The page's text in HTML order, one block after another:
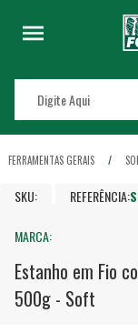
FERRAMENTAS GERAIS
SKU: REFERÊNCIA:
MARCA:
Estanho em Fio
500g - Soft